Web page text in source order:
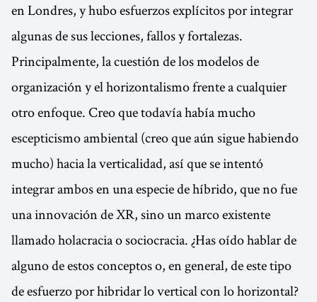
en Londres, y hubo esfuerzos explícitos por integrar
algunas de sus lecciones, fallos y fortalezas.
Principalmente, la cuestión de los modelos de
organización y el horizontalismo frente a cualquier
otro enfoque. Creo que todavía había mucho
escepticismo ambiental (creo que aún sigue habiendo
mucho) hacia la verticalidad, así que se intentó
integrar ambos en una especie de híbrido, que no fue
una innovación de XR, sino un marco existente
llamado holacracia o sociocracia. ¿Has oído hablar de
alguno de estos conceptos o, en general, de este tipo
de esfuerzo por hibridar lo vertical con lo horizontal?